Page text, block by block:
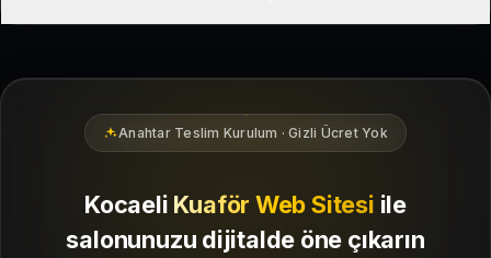
Kocaeli bölgesindeki yerel müşterilerin sizi bulmasına
Anahtar Teslim Kurulum · Gizli Ücret Yok
Kocaeli Kuaför Web Sitesi ile
salonunuzu dijitalde öne çıkarın